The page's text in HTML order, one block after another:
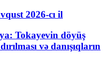
2026-cı il
Tokayevin döyüş
və danışıqların